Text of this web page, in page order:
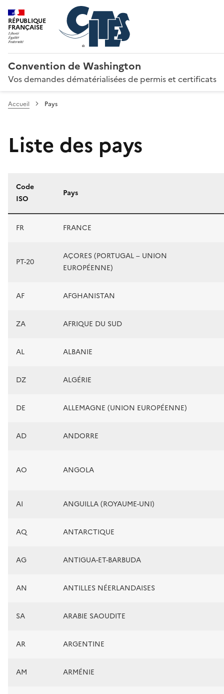
RÉPUBLIQUE
FRANÇAISE
Convention de Washington
Vos demandes dématérialisées de permis et certificats
Accueil Pays
Liste des pays
Liste des pays
Code
ISO
Pays
FR FRANCE
PT-20
AÇORES (PORTUGAL – UNION
EUROPÉENNE)
AF AFGHANISTAN
ZA AFRIQUE DU SUD
AL ALBANIE
DZ ALGÉRIE
DE ALLEMAGNE (UNION EUROPÉENNE)
AD ANDORRE
AO ANGOLA
AI ANGUILLA (ROYAUME-UNI)
AQ ANTARCTIQUE
AG ANTIGUA-ET-BARBUDA
AN ANTILLES NÉERLANDAISES
SA ARABIE SAOUDITE
AR ARGENTINE
AM ARMÉNIE